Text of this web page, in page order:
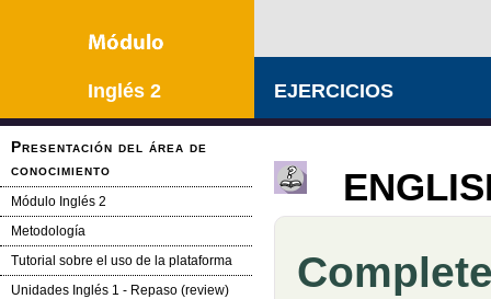
Inglés 2
Presentación del área de
conocimiento
Módulo Inglés 2
Metodología
Tutorial sobre el uso de la plataforma
Unidades Inglés 1 - Repaso (review)
EJERCICIOS